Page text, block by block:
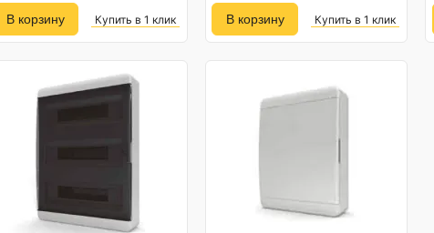
Купить в 1 клик Купить в 1 клик